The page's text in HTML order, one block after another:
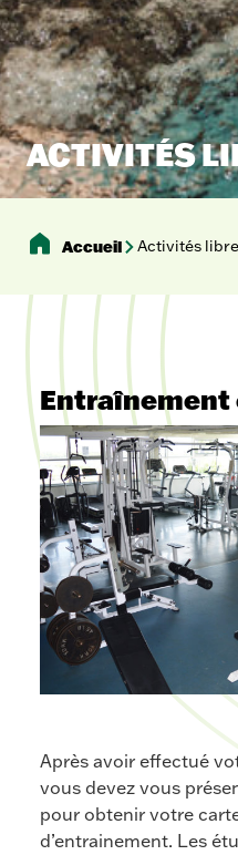
ACTIVITÉS
Accueil Activités
Entraînement
Après avoir effectué
vous devez vous
pour obtenir votre
d’entrainement. Les